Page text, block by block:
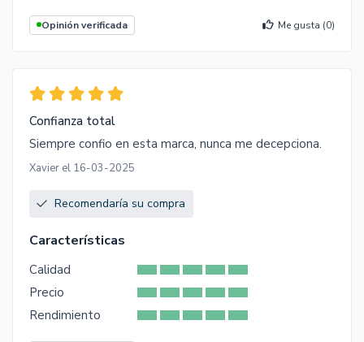
Opinión verificada Me gusta (0)
Confianza total
Siempre confio en esta marca, nunca me decepciona.
Xavier el 16-03-2025
Recomendaría su compra
Características
Calidad
Precio
Rendimiento